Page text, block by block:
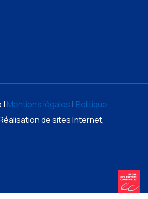
| Mentions légales | Politique
de sites Internet,